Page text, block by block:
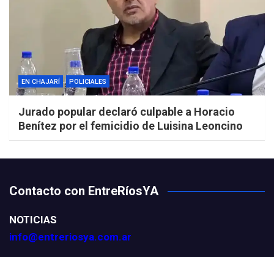
EN CHAJARÍ POLICIALES
Jurado popular declaró culpable a Horacio
Benítez por el femicidio de Luisina Leoncino
Contacto con EntreRíosYA
NOTICIAS
info@entreriosya.com.ar